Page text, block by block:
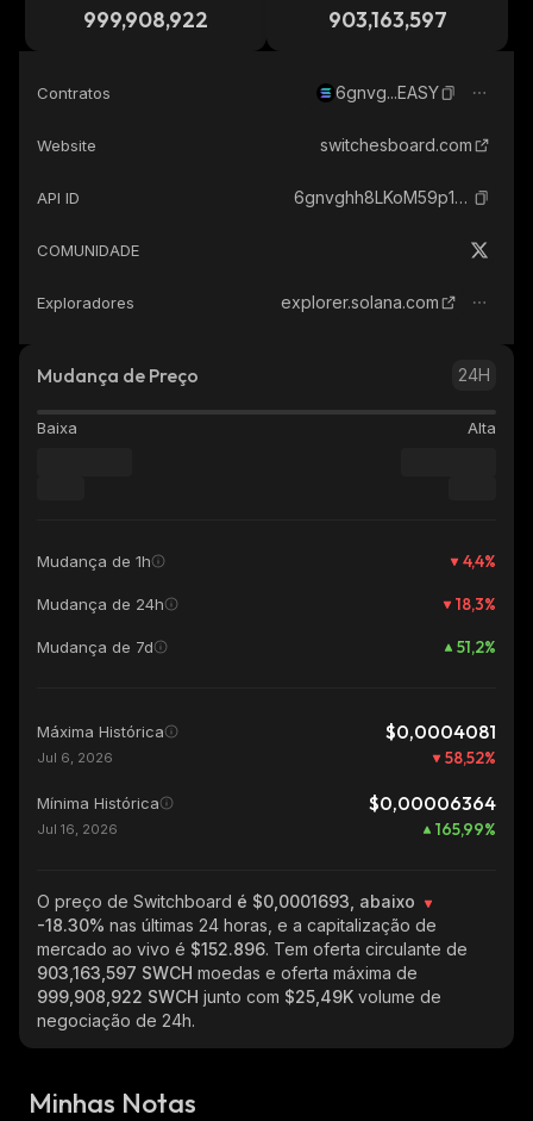
999,908,922 903,163,597
Contratos 6gnvg...EASY
Website switchesboard.com
API ID 6gnvghh8LKoM59p1WZSuTgYmdJrnZnhU7BzCcEaEASY_solana
COMUNIDADE
Exploradores explorer.solana.com
Mudança de Preço 24H
Baixa Alta
Mudança de 1h 4,4%
Mudança de 24h 18,3%
Mudança de 7d 51,2%
Máxima Histórica $0,0004081
Jul 6, 2026 58,52%
Mínima Histórica $0,00006364
Jul 16, 2026 165,99%
O preço de Switchboard é $0,0001693, abaixo
-18.30% nas últimas 24 horas, e a capitalização de
mercado ao vivo é $152.896. Tem oferta circulante de
903,163,597 SWCH moedas e oferta máxima de
999,908,922 SWCH junto com $25,49K volume de
negociação de 24h.
Minhas Notas